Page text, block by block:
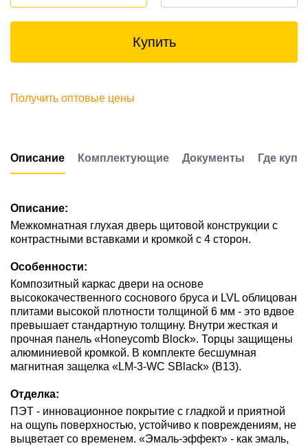
Купить
Получить оптовые цены
Описание Комплектующие Документы Где
Описание:
Межкомнатная глухая дверь щитовой конструкции с
контрастными вставками и кромкой с 4 сторон.
Особенности:
Композитный каркас двери на основе
высококачественного соснового бруса и LVL облицован
плитами высокой плотности толщиной 6 мм - это вдвое
превышает стандартную толщину. Внутри жесткая и
прочная панель «Honeycomb Block». Торцы защищены
алюминиевой кромкой. В комплекте бесшумная
магнитная защелка «LM-3-WC SBlack» (В13).
Отделка:
ПЭТ - инновационное покрытие c гладкой и приятной
на ощупь поверхностью, устойчиво к повреждениям, не
выцветает со временем. «Эмаль-эффект» - как эмаль,